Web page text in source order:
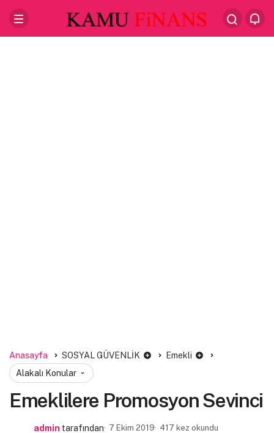
Anasayfa SOSYAL GÜVENLİK
Emekli
Alakalı Konular
Emeklilere Promosyon Sevinci
admin tarafından 7 Ekim 2019 417 kez okundu